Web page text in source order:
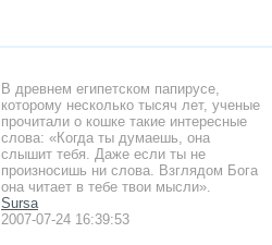
В древнем египетском папирусе,
которому несколько тысяч лет, ученые
прочитали о кошке такие интересные
слова: «Когда ты думаешь, она
слышит тебя. Даже если ты не
произносишь ни слова. Взглядом Бога
она читает в тебе твои мысли».
Sursa
2007-07-24 16:39:53